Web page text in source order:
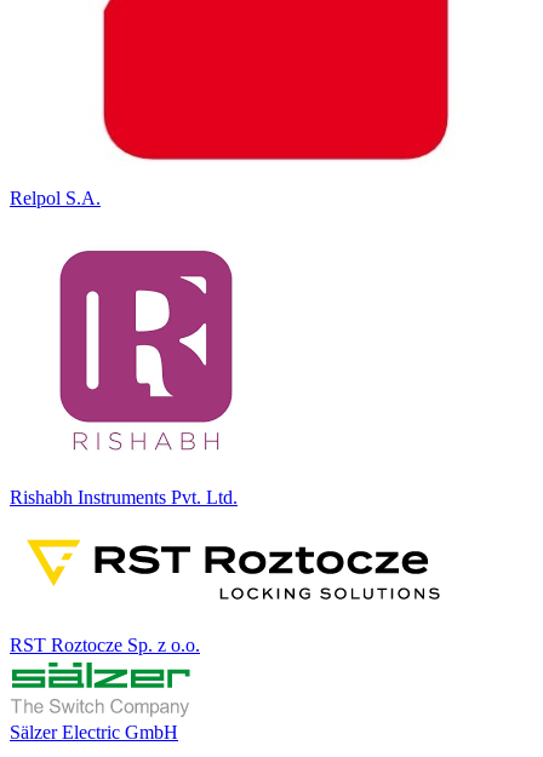
Relpol S.A.
Rishabh Instruments Pvt. Ltd.
RST Roztocze Sp. z o.o.
Sälzer Electric GmbH